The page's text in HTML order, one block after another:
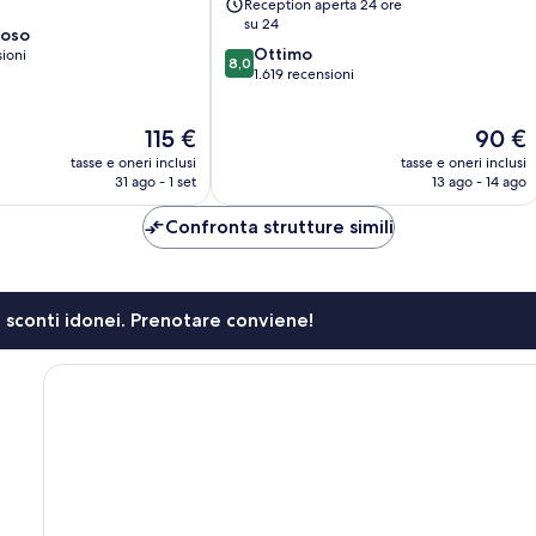
Il
prezzo
attuale
115 €
115 €
tasse e oneri inclusi
31 ago - 1 set
di Reception aperta 24 ore
su 24
8.0
su
8,0 Ottimo
1.619 recensioni
Il
prezzo
attuale
90 €
tasse e oneri inclusi
13 ago - 14 ago
Confronta strutture simili
idonei. Prenotare conviene!